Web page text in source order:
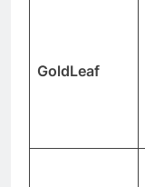
GoldLeaf